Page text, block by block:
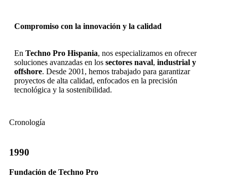
Compromiso con la innovación y la calidad
En Techno Pro Hispania, nos especializamos en ofrecer
soluciones avanzadas en los sectores naval, industrial y
offshore. Desde 2001, hemos trabajado para garantizar
proyectos de alta calidad, enfocados en la precisión
tecnológica y la sostenibilidad.
Cronología
1990
Fundación de Techno Pro